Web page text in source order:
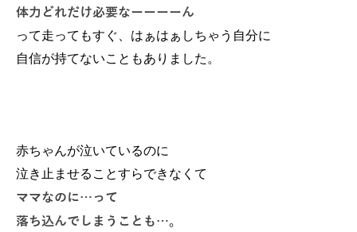
体力どれだけ必要なーーーーん
って走ってもすぐ、はぁはぁしちゃう自分に
自信が持てないこともありました。
赤ちゃんが泣いているのに
泣き止ませることすらできなくて
ママなのに…って
落ち込んでしまうことも…。